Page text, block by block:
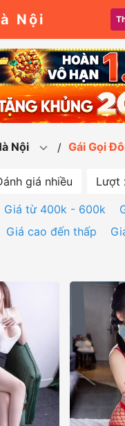
Nội
Nội Gái Gọi
giá nhiều Lượt
Giá từ 400k - 600k
Giá cao đến thấp